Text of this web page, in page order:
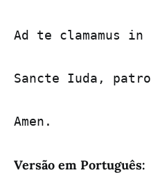
Ad te clamamus
Sancte Iuda,
Versão em Português: